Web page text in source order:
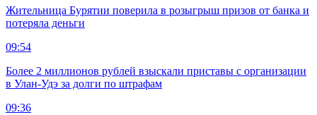
Жительница Бурятии поверила в розыгрыш призов от банка и
потеряла деньги
09:54
Более 2 миллионов рублей взыскали приставы с организации
в Улан-Удэ за долги по штрафам
09:36